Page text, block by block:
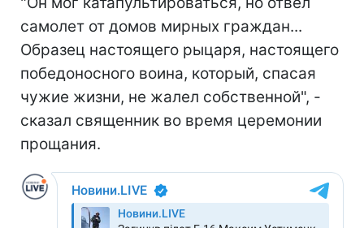
самолет от домов мирных граждан...
Образец настоящего рыцаря, настоящего
победоносного воина, который, спасая
чужие жизни, не жалел собственной", -
сказал священник во время церемонии
прощания.